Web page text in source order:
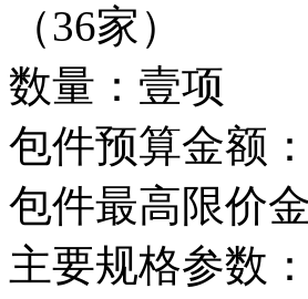
（36家）
数量：壹项
包件预算金额
包件最高限价
主要规格参数